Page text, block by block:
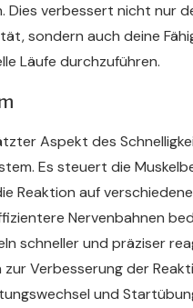
Dies verbessert nicht nur
sondern auch deine
Läufe durchzuführen.
Aspekt des
Es steuert die
Reaktion auf verschiedene
Nervenbahnen
schneller und präziser
zur Verbesserung der
und